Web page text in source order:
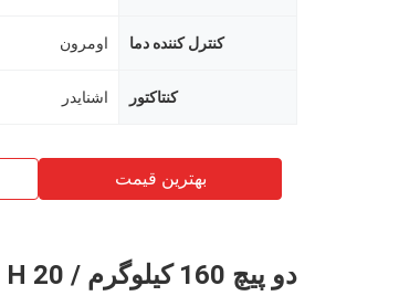
کنترل کننده دما اومرون
کنتاکتور اشنایدر
بهترین قیمت